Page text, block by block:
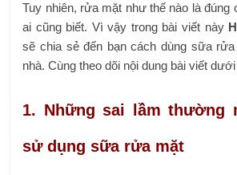
Tuy nhiên, rửa mặt như thế nào là đúng
ai cũng biết. Vì vậy trong bài viết này
sẽ chia sẻ đến bạn cách dùng sữa
nhà. Cùng theo dõi nội dung bài viết
1. Những sai lầm thường
sử dụng sữa rửa mặt